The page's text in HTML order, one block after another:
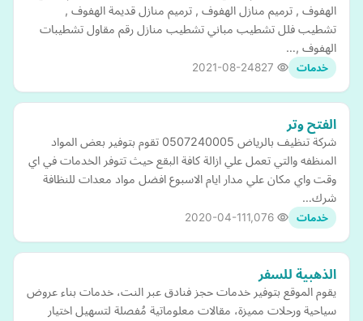
الهفوف , ترميم منازل الهفوف , ترميم منازل قديمة الهفوف ,
تشطيب فلل تشطيب مباني تشطيب منازل رقم مقاول تشطيبات
الهفوف ,…
خدمات 2021-08-24
الفتح وتر
شركة تنظيف بالرياض 0507240005 تقوم بتوفير بعض المواد
المنظفه والتي تعمل علي ازالة كافة البقع حيث تتوفر الخدمات في اي
وقت واي مكان علي مدار ايام الاسبوع افضل مواد معدات للنظافة
شرك…
خدمات 2020-04-11
الذهبية للسفر
يقوم الموقع بتوفير خدمات حجز فنادق عبر النت، خدمات بناء عروض
سياحية ورحلات مميزة، مقالات معلوماتية مُفصلة لتسهيل اختيار